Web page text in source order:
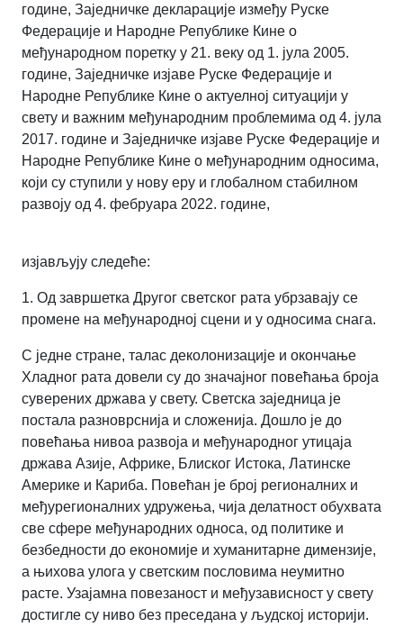
године, Заједничке декларације између Руске
Федерације и Народне Републике Кине о
међународном поретку у 21. веку од 1. јула 2005.
године, Заједничке изјаве Руске Федерације и
Народне Републике Кине о актуелној ситуацији у
свету и важним међународним проблемима од 4. јула
2017. године и Заједничке изјаве Руске Федерације и
Народне Републике Кине о међународним односима,
који су ступили у нову еру и глобалном стабилном
развоју од 4. фебруара 2022. године,
изјављују следеће:
1. Од завршетка Другог светског рата убрзавају се
промене на међународној сцени и у односима снага.
С једне стране, талас деколонизације и окончање
Хладног рата довели су до значајног повећања броја
суверених држава у свету. Светска заједница је
постала разноврснија и сложенија. Дошло је до
повећања нивоа развоја и међународног утицаја
држава Азије, Африке, Блиског Истока, Латинске
Америке и Кариба. Повећан је број регионалних и
међурегионалних удружења, чија делатност обухвата
све сфере међународних односа, од политике и
безбедности до економије и хуманитарне димензије,
а њихова улога у светским пословима неумитно
расте. Узајамна повезаност и међузависност у свету
достигле су ниво без преседана у људској историји.